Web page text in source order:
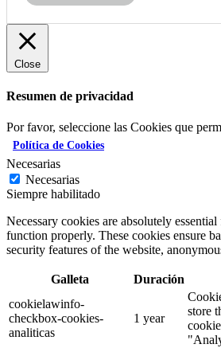
Close
Resumen de privacidad
Por favor, seleccione las Cookies que
Política de Cookies
Necesarias
Necesarias
Siempre habilitado
Necessary cookies are absolutely
function properly. These cookies ensure
security features of the website,
Galleta Duración
cookielawinfo-
checkbox-cookies-
analiticas
1 year
store